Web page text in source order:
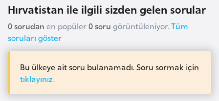
Hırvatistan ile ilgili sizden gelen sorular
0 sorudan en popüler0 soru görüntüleniyor.Tüm
soruları göster
Bu ülkeye ait soru bulanamadı. Soru sormak için
tıklayınız.
i
k
a
B
e